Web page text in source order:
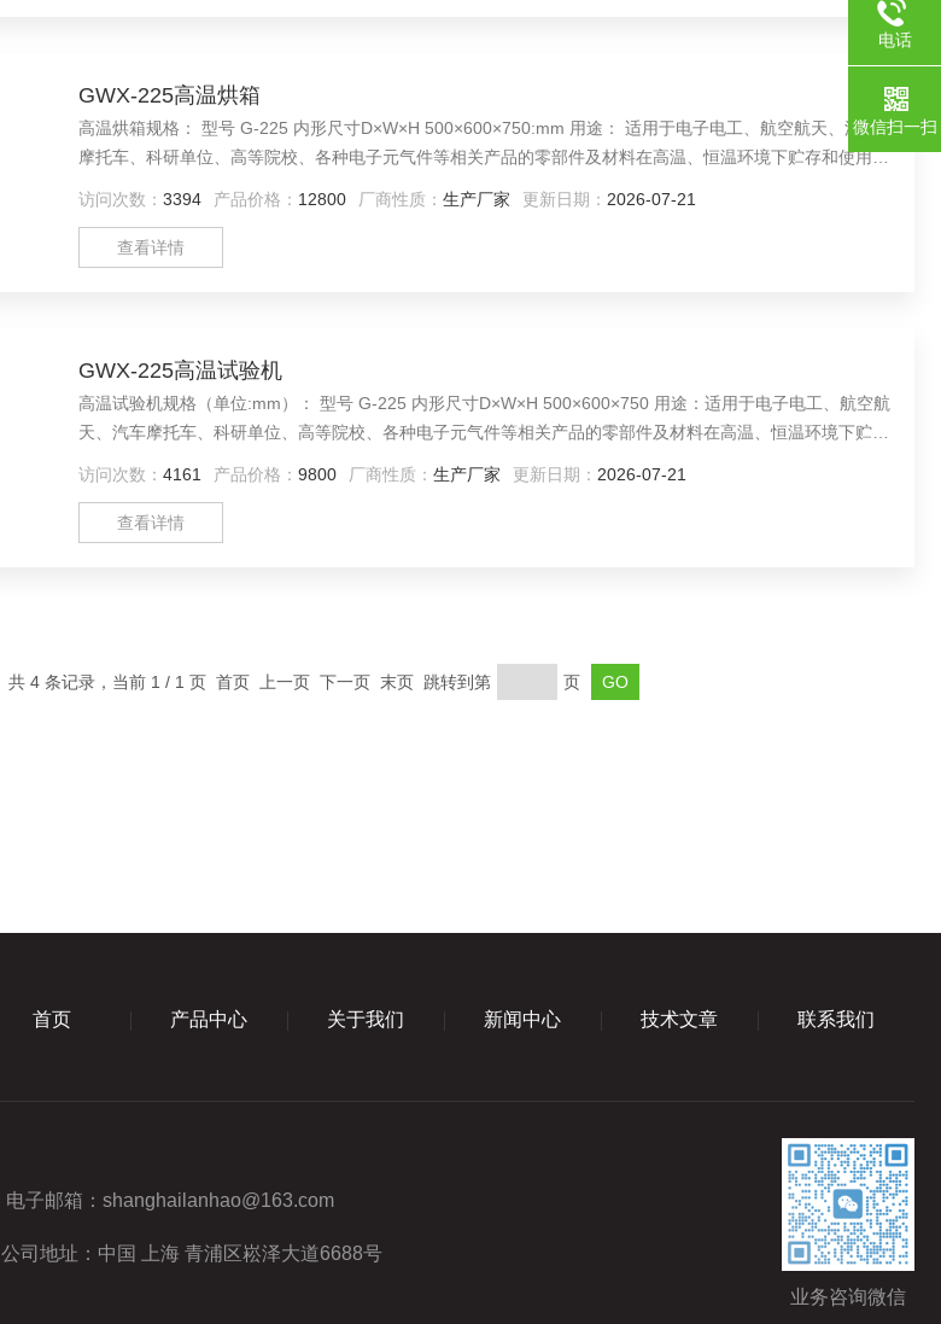
GWX-225高温烘箱
高温烘箱规格： 型号 G-225 内形尺寸D×W×H 500×600×750:mm 用途： 适用于电子电工、航空航天、汽车
摩托车、科研单位、高等院校、各种电子元气件等相关产品的零部件及材料在高温、恒温环境下贮存和使用时
访问次数： 3394 产品价格： 12800 厂商性质： 生产厂家 更新日期： 2026-07-21
查看详情
GWX-225高温试验机
高温试验机规格（单位:mm）： 型号 G-225 内形尺寸D×W×H 500×600×750 用途：适用于电子电工、航空航
天、汽车摩托车、科研单位、高等院校、各种电子元气件等相关产品的零部件及材料在高温、恒温环境下贮存
访问次数： 4161 产品价格： 9800 厂商性质： 生产厂家 更新日期： 2026-07-21
查看详情
共 4 条记录，当前 1 / 1 页 首页 上一页 下一页 末页 跳转到第 页
首页 产品中心 关于我们 新闻中心 技术文章 联系我们
电子邮箱： shanghailanhao@163.com
公司地址：中国 上海 青浦区崧泽大道6688号
业务咨询微信
电话
微信扫一扫